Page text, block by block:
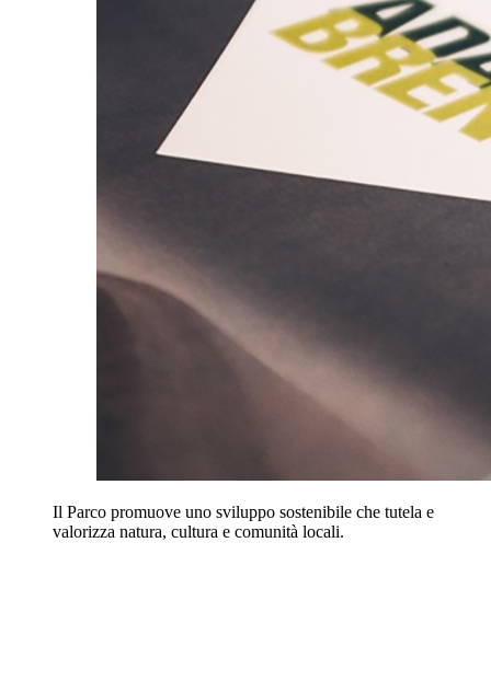
Il Parco promuove uno sviluppo sostenibile che tutela e
valorizza natura, cultura e comunità locali.